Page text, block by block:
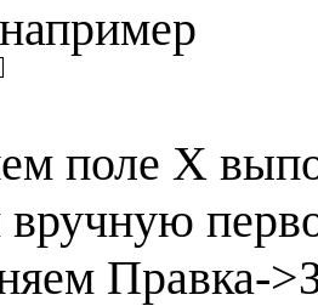
поле X
вручную
Правка-